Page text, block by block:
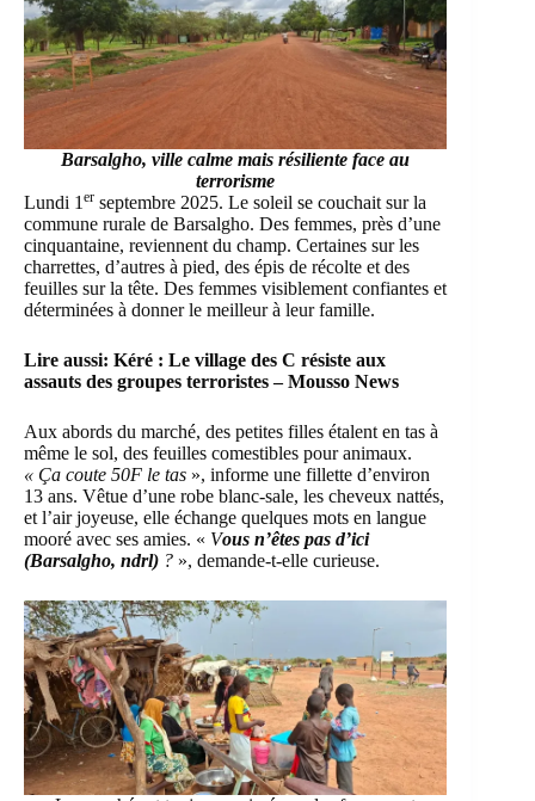
Barsalgho, ville calme mais résiliente face au
terrorisme
Lundi 1 er septembre 2025. Le soleil se couchait sur la
commune rurale de Barsalgho. Des femmes, près d’une
cinquantaine, reviennent du champ. Certaines sur les
charrettes, d’autres à pied, des épis de récolte et des
feuilles sur la tête. Des femmes visiblement confiantes et
déterminées à donner le meilleur à leur famille.
Lire aussi: Kéré : Le village des C résiste aux
assauts des groupes terroristes – Mousso News
Aux abords du marché, des petites filles étalent en tas à
même le sol, des feuilles comestibles pour animaux.
« Ça coute 50F le tas », informe une fillette d’environ
13 ans. Vêtue d’une robe blanc-sale, les cheveux nattés,
et l’air joyeuse, elle échange quelques mots en langue
mooré avec ses amies. « Vous n’êtes pas d’ici
(Barsalgho, ndrl) ? », demande-t-elle curieuse.